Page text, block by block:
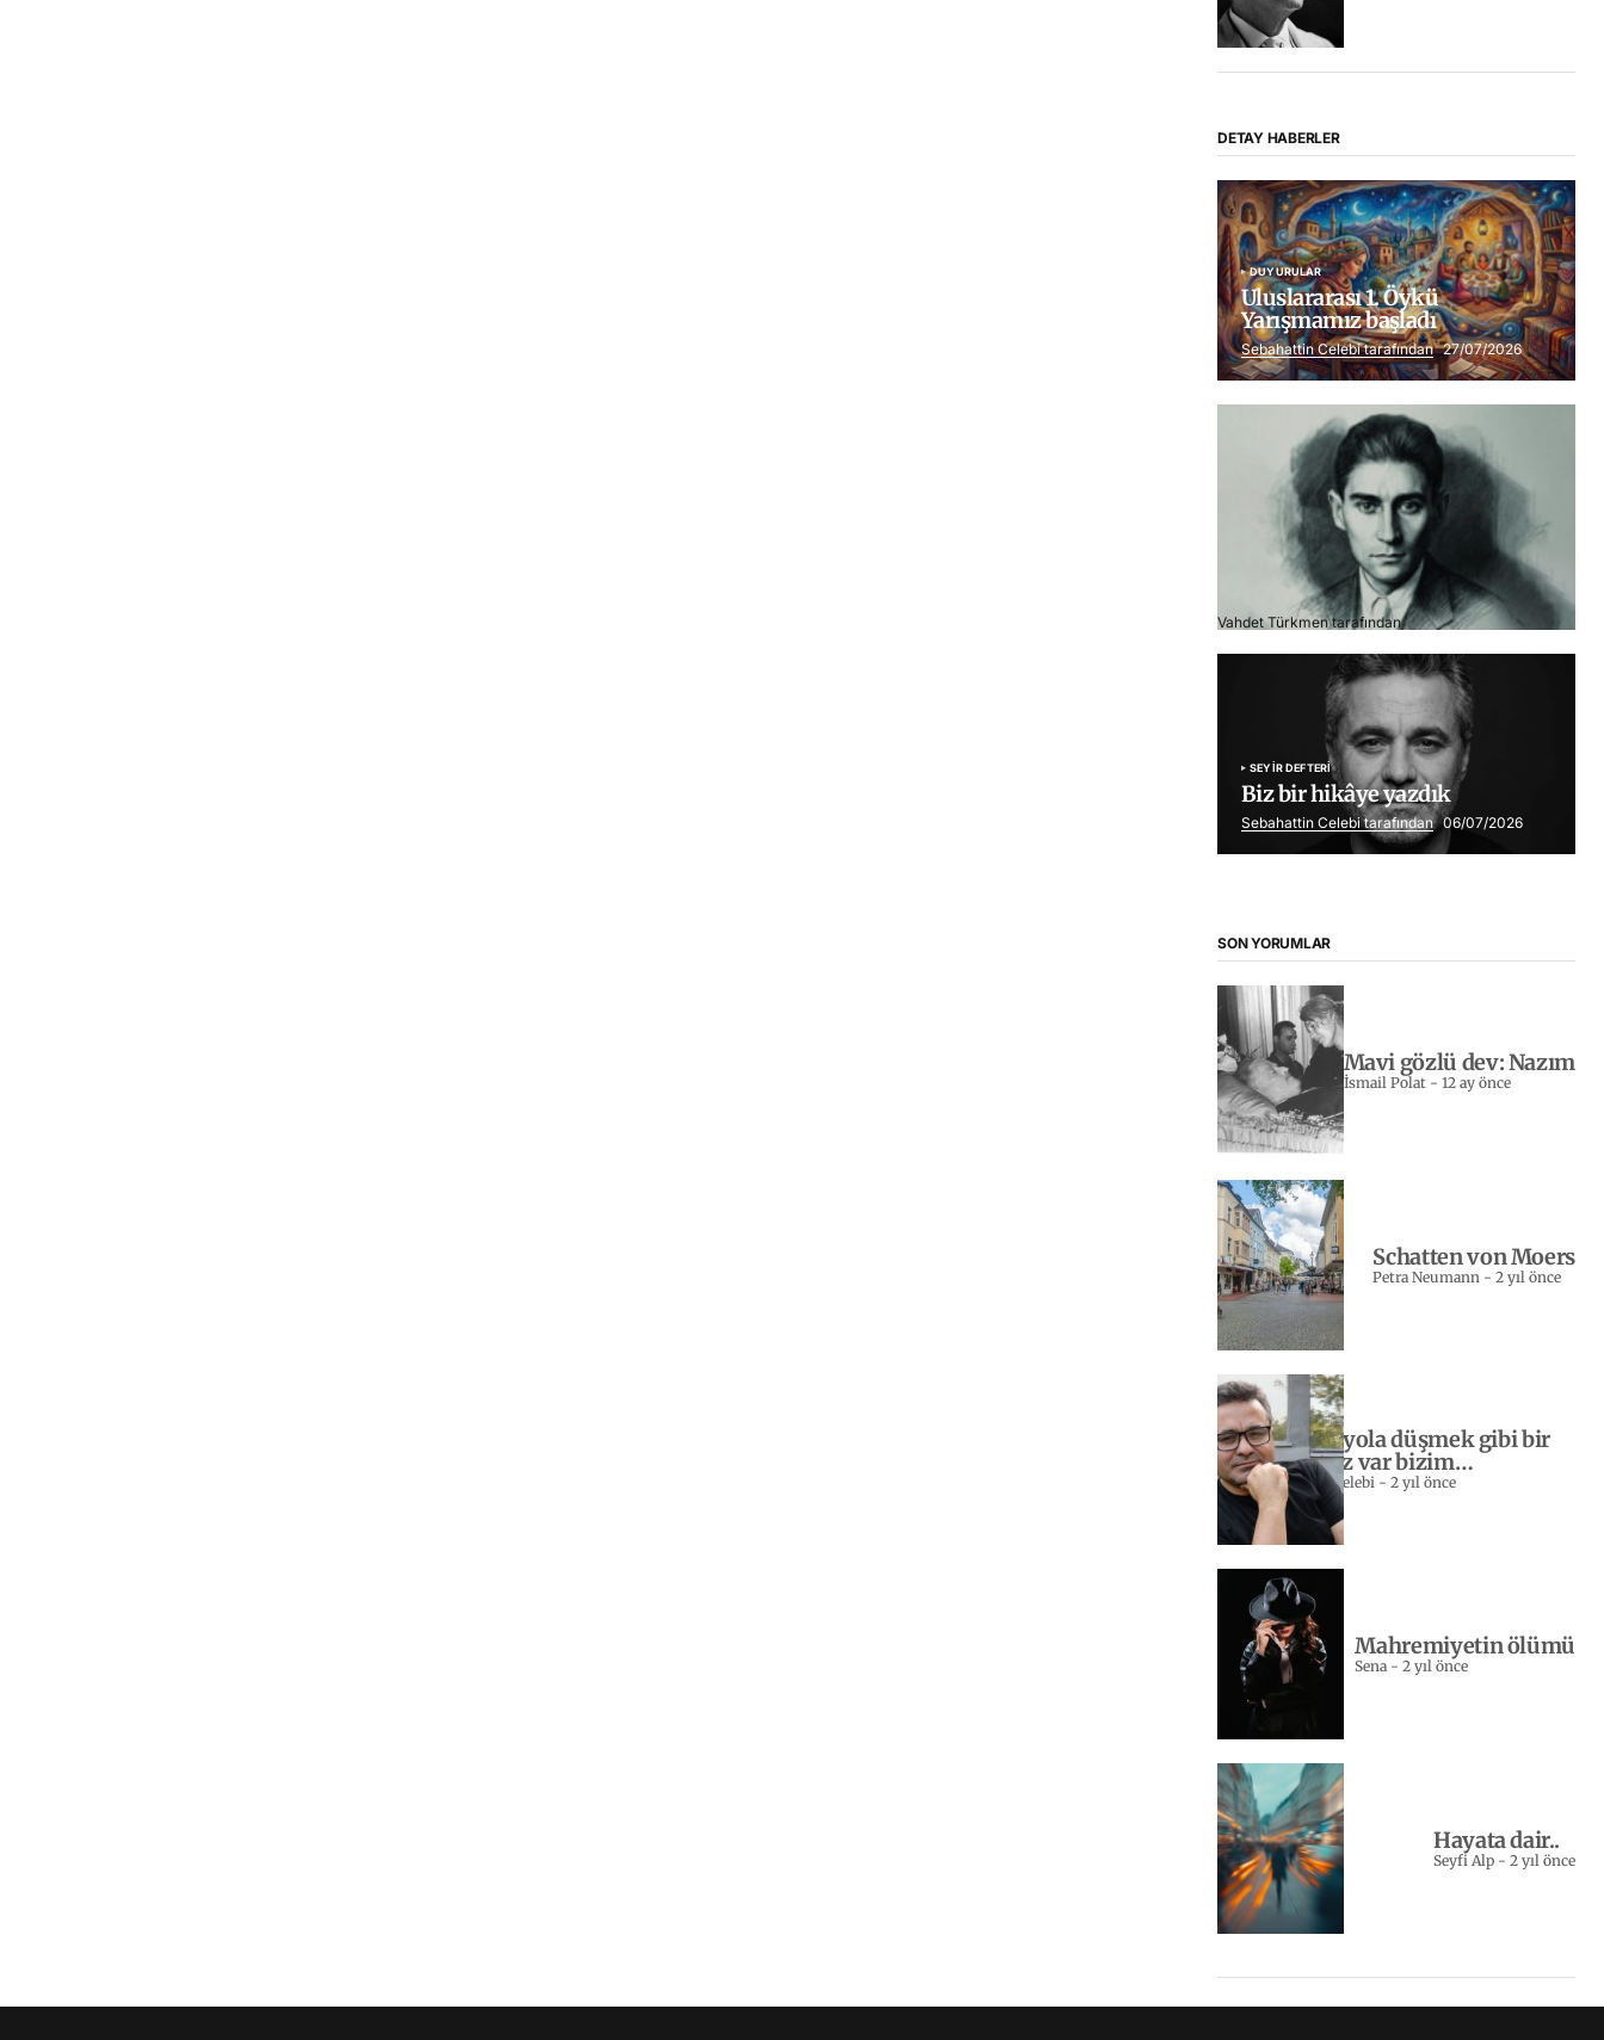
DETAY HABERLER
DUYURULAR
Uluslararası 1. Öykü
Yarışmamız başladı
Sebahattin Celebi tarafından 27/07/2026
Franz Kafka
Vahdet Türkmen tarafından 06/07/2026
SEYIR DEFTERI
Biz bir hikâye yazdık
Sebahattin Celebi tarafından 06/07/2026
SON YORUMLAR
Mavi gözlü dev: Nazım
İsmail Polat- 12 ay önce
Schatten von Moers
Petra Neumann -2 yıl önce
Yeniden yola düşmek gibi bir
sevdamız var bizim…
Sebahattin Celebi - 2 yıl önce
Mahremiyetin ölümü
Sena -2 yıl önce
Hayata dair..
Seyfi Alp - 2 yıl önce